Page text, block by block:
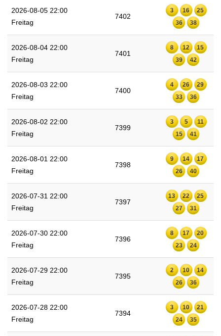
2026-08-05 22:00
Freitag
7402
3 16
25
36
38
2026-08-04 22:00
Freitag
7401
8 12
15
39
42
2026-08-03 22:00
Freitag
7400
4 26
29
33
36
2026-08-02 22:00
Freitag
7399
3 5
11
15
41
2026-08-01 22:00
Freitag
7398
9 14
17
26
40
2026-07-31 22:00
Freitag
7397
13 22
25
27
31
2026-07-30 22:00
Freitag
7396
8 17
20
23
24
2026-07-29 22:00
Freitag
7395
2 10
14
26
36
2026-07-28 22:00
Freitag
7394
3 10
21
24
35